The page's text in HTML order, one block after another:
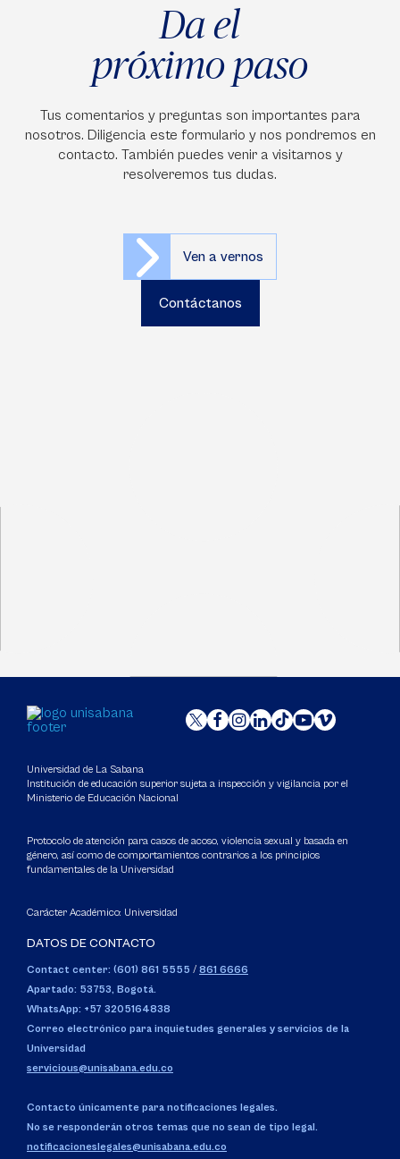
Da el
próximo paso
Tus comentarios y preguntas son importantes para
nosotros. Diligencia este formulario y nos pondremos en
contacto. También puedes venir a visitarnos y
resolveremos tus dudas.
Ven a vernos
Contáctanos
Universidad de La Sabana
Institución de educación superior sujeta a inspección y vigilancia por el
Ministerio de Educación Nacional
Protocolo de atención para casos de acoso, violencia sexual y basada en
género, así como de comportamientos contrarios a los principios
fundamentales de la Universidad
Carácter Académico: Universidad
DATOS DE CONTACTO
Contact center: (601) 861 5555 / 861 6666
Apartado: 53753, Bogotá.
WhatsApp: +57 3205164838
Correo electrónico para inquietudes generales y servicios de la
Universidad
servicious@unisabana.edu.co
Contacto únicamente para notificaciones legales.
No se responderán otros temas que no sean de tipo legal.
notificacioneslegales@unisabana.edu.co